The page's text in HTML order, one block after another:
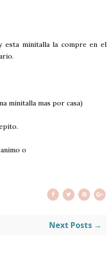
esta minitalla la compre en el
minitalla mas por casa)
o
Next Posts →